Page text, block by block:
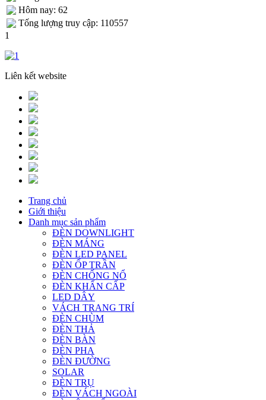
Hôm nay: 62
Tống lượng truy cập: 110557
1
Liên kết website
Trang chủ
Giới thiệu
Danh mục sản phẩm
ĐÈN DOWNLIGHT
ĐÈN MÁNG
ĐÈN LED PANEL
ĐÈN ỐP TRẦN
ĐÈN CHỐNG NỔ
ĐÈN KHẨN CẤP
LED DÂY
VÁCH TRANG TRÍ
ĐÈN CHÙM
ĐÈN THẢ
ĐÈN BÀN
ĐÈN PHA
ĐÈN ĐƯỜNG
SOLAR
ĐÈN TRỤ
ĐÈN VÁCH NGOÀI